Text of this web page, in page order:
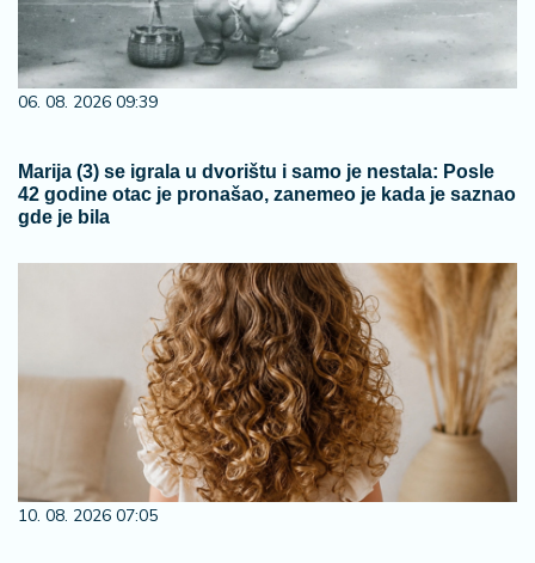
06. 08. 2026 09:39
Marija (3) se igrala u dvorištu i samo je nestala: Posle
42 godine otac je pronašao, zanemeo je kada je saznao
gde je bila
10. 08. 2026 07:05